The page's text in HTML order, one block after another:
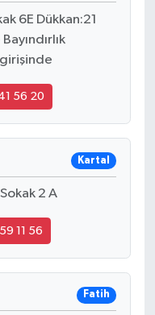
6E Dükkan:21
56 20
Kartal
2 A
11 56
Fatih